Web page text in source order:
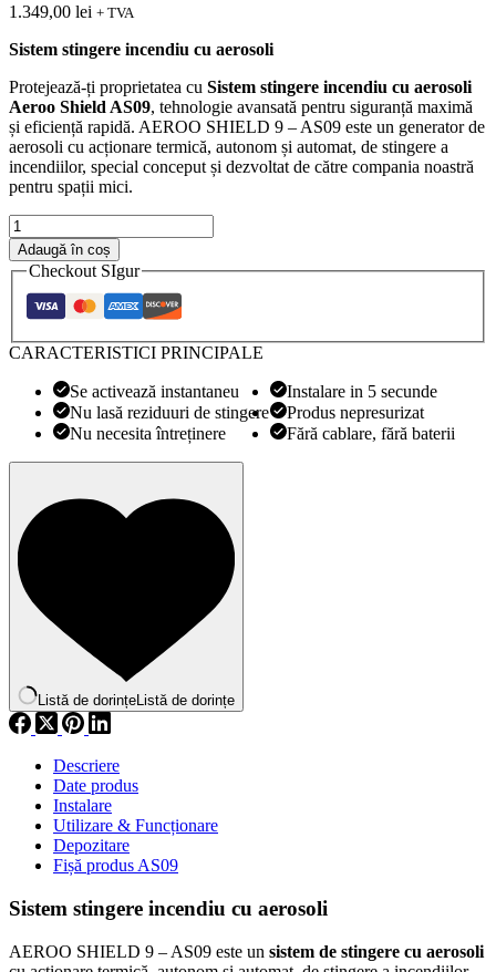
1.349,00 lei + TVA
Sistem stingere incendiu cu aerosoli
Protejează-ți proprietatea cu Sistem stingere incendiu cu aerosoli
Aeroo Shield AS09, tehnologie avansată pentru siguranță maximă
și eficiență rapidă. AEROO SHIELD 9 – AS09 este un generator de
aerosoli cu acționare termică, autonom și automat, de stingere a
incendiilor, special conceput și dezvoltat de către compania noastră
pentru spații mici.
Cantitate
Sistem
stingere
incendiu
aerosoli
Aeroo
Shield
Adaugă în coș
Checkout SIgur
CARACTERISTICI PRINCIPALE
Se activează instantaneu
Instalare in 5 secunde
Nu lasă reziduuri de stingere
Produs nepresurizat
Nu necesita întreținere
Fără cablare, fără baterii
Listă de dorințeListă de dorințe
Descriere
Date produs
Instalare
Utilizare & Funcționare
Depozitare
Fișă produs AS09
Sistem stingere incendiu cu aerosoli
AEROO SHIELD 9 – AS09 este un sistem de stingere cu aerosoli